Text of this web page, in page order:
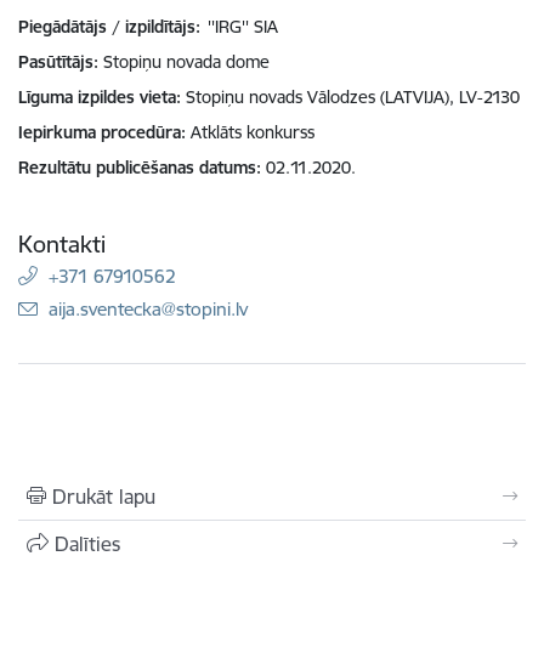
Piegādātājs / izpildītājs: ''IRG'' SIA
Pasūtītājs Stopiņu novada dome
Līguma izpildes vieta Stopiņu novads Vālodzes (LATVIJA), LV-2130
Iepirkuma procedūra Atklāts konkurss
Rezultātu publicēšanas datums 02.11.2020.
Kontakti
+371 67910562
E-pasts:
aija.sventecka@stopini.lv
Drukāt lapu
Dalīties